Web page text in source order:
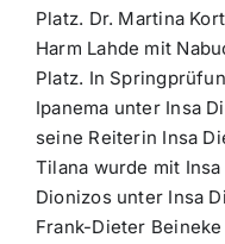
Platz. Dr. Martina
Harm Lahde mit
Platz. In
Ipanema unter Insa
seine Reiterin Insa
Tilana wurde mit
Dionizos unter Insa
Frank-Dieter